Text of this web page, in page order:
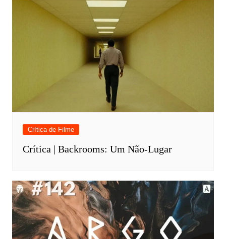
Crítica de Filme
Crítica | Backrooms: Um Não-Lugar